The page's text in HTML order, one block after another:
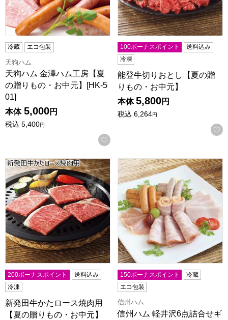
冷蔵 エコ包装
天狗ハム
天狗ハム 金澤ハム工房【夏
の贈りもの・お中元】[HK-5
01]
本体 5,000円
税込 5,400円
お気に入りに登録する
100ボーナスポイント
送料込み
冷凍
能登牛切りおとし【夏の贈
りもの・お中元】
本体 5,800円
税込 6,264円
新発田牛かたロース焼肉用【夏の贈りもの・お中元】
200ボーナスポイント
送料込み
冷凍
新発田牛かたロース焼肉用
【夏の贈りもの・お中元】
信州ハム 軽井沢6点詰合せギ
150ボーナスポイント
冷蔵
エコ包装
信州ハム
信州ハム 軽井沢6点詰合せギ